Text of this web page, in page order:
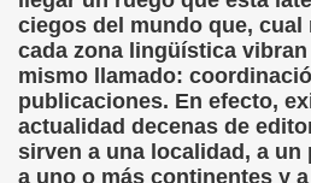
ciegos del mundo que, cual
cada zona lingüística
mismo llamado:
publicaciones. En efecto,
actualidad decenas de
sirven a una localidad, a un
a uno o más continentes y
(Roberto Enjuto)